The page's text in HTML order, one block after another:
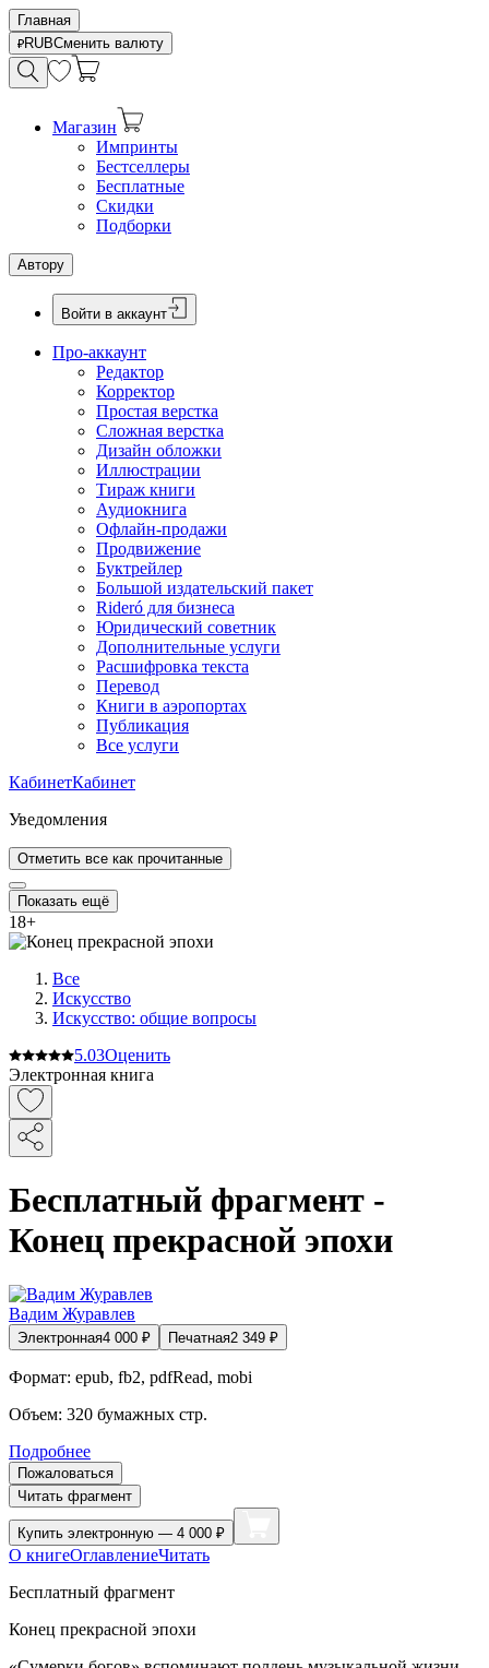
Главная
RUBСменить валюту
Магазин
Импринты
Бестселлеры
Бесплатные
Скидки
Подборки
Автору
Войти в аккаунт
Про-аккаунт
Редактор
Корректор
Простая верстка
Сложная верстка
Дизайн обложки
Иллюстрации
Тираж книги
Аудиокнига
Офлайн-продажи
Продвижение
Буктрейлер
Большой издательский пакет
Rideró для бизнеса
Юридический советник
Дополнительные услуги
Расшифровка текста
Перевод
Книги в аэропортах
Публикация
Все услуги
КабинетКабинет
Уведомления
Отметить все как прочитанные
Показать ещё
18+
Все
Искусство
Искусство: общие вопросы
5.03Оценить
Электронная книга
Бесплатный фрагмент -
Конец прекрасной эпохи
Вадим Журавлев
Электронная4 000 ₽ Печатная2 349 ₽
Формат: epub, fb2, pdfRead, mobi
Объем: 320 бумажных стр.
Подробнее
Пожаловаться
Читать фрагмент
Купить электронную — 4 000 ₽
О книгеОглавлениеЧитать
Бесплатный фрагмент
Конец прекрасной эпохи